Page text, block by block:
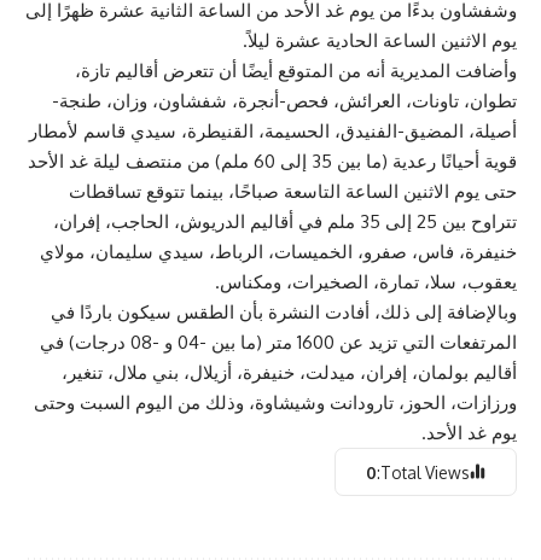
وشفشاون بدءًا من يوم غد الأحد من الساعة الثانية عشرة ظهرًا إلى
يوم الاثنين الساعة الحادية عشرة ليلاً.
وأضافت المديرية أنه من المتوقع أيضًا أن تتعرض أقاليم تازة،
تطوان، تاونات، العرائش، فحص-أنجرة، شفشاون، وزان، طنجة-
أصيلة، المضيق-الفنيدق، الحسيمة، القنيطرة، سيدي قاسم لأمطار
قوية أحيانًا رعدية (ما بين 35 إلى 60 ملم) من منتصف ليلة غد الأحد
حتى يوم الاثنين الساعة التاسعة صباحًا، بينما تتوقع تساقطات
تتراوح بين 25 إلى 35 ملم في أقاليم الدريوش، الحاجب، إفران،
خنيفرة، فاس، صفرو، الخميسات، الرباط، سيدي سليمان، مولاي
يعقوب، سلا، تمارة، الصخيرات، ومكناس.
وبالإضافة إلى ذلك، أفادت النشرة بأن الطقس سيكون باردًا في
المرتفعات التي تزيد عن 1600 متر (ما بين -04 و -08 درجات) في
أقاليم بولمان، إفران، ميدلت، خنيفرة، أزيلال، بني ملال، تنغير،
ورزازات، الحوز، تارودانت وشيشاوة، وذلك من اليوم السبت وحتى
يوم غد الأحد.
Total Views:
0